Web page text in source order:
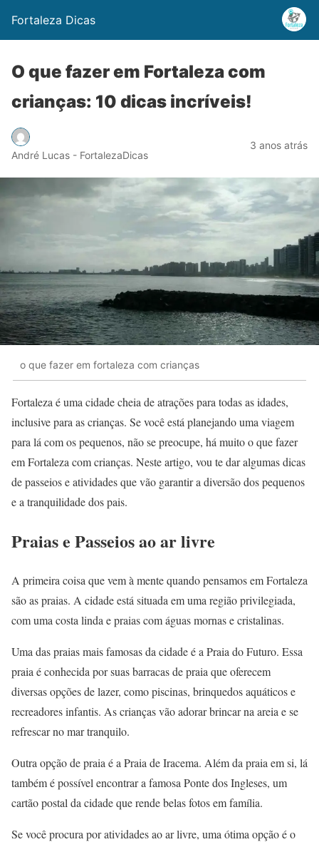
Fortaleza Dicas
O que fazer em Fortaleza com
crianças: 10 dicas incríveis!
André Lucas - FortalezaDicas
3 anos atrás
o que fazer em fortaleza com crianças
Fortaleza é uma cidade cheia de atrações para todas as idades,
inclusive para as crianças. Se você está planejando uma viagem
para lá com os pequenos, não se preocupe, há muito o que fazer
em Fortaleza com crianças. Neste artigo, vou te dar algumas dicas
de passeios e atividades que vão garantir a diversão dos pequenos
e a tranquilidade dos pais.
Praias e Passeios ao ar livre
A primeira coisa que vem à mente quando pensamos em Fortaleza
são as praias. A cidade está situada em uma região privilegiada,
com uma costa linda e praias com águas mornas e cristalinas.
Uma das praias mais famosas da cidade é a Praia do Futuro. Essa
praia é conhecida por suas barracas de praia que oferecem
diversas opções de lazer, como piscinas, brinquedos aquáticos e
recreadores infantis. As crianças vão adorar brincar na areia e se
refrescar no mar tranquilo.
Outra opção de praia é a Praia de Iracema. Além da praia em si, lá
também é possível encontrar a famosa Ponte dos Ingleses, um
cartão postal da cidade que rende belas fotos em família.
Se você procura por atividades ao ar livre, uma ótima opção é o